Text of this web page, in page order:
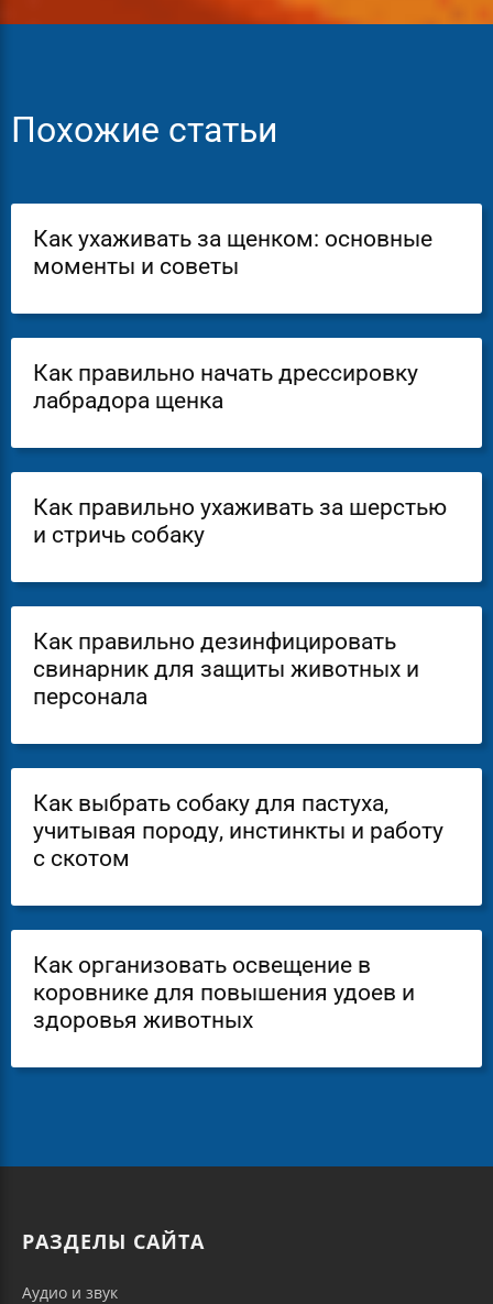
Похожие статьи
Как ухаживать за щенком: основные
моменты и советы
Как правильно начать дрессировку
лабрадора щенка
Как правильно ухаживать за шерстью
и стричь собаку
Как правильно дезинфицировать
свинарник для защиты животных и
персонала
Как выбрать собаку для пастуха,
учитывая породу, инстинкты и работу
с скотом
Как организовать освещение в
коровнике для повышения удоев и
здоровья животных
РАЗДЕЛЫ САЙТА
Аудио и звук